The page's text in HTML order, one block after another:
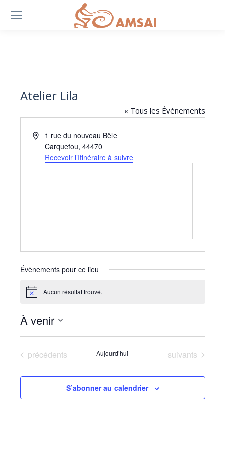
Atelier Lila
« Tous les Évènements
Adresse1 rue du nouveau Bêle
Carquefou, 44470
Recevoir l’Itinéraire à suivre
Évènements pour ce lieu
Notice Aucun résultat trouvé.
À venir
Sélectionnez
date.Évènements
précédents Aujourd’hui Évènements
suivants
S’abonner au calendrier